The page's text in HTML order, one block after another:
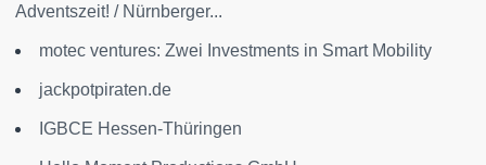
Adventszeit! / Nürnberger...
motec ventures: Zwei Investments in Smart Mobility
jackpotpiraten.de
IGBCE Hessen-Thüringen